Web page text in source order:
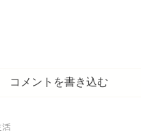
コメントを書き込む
活